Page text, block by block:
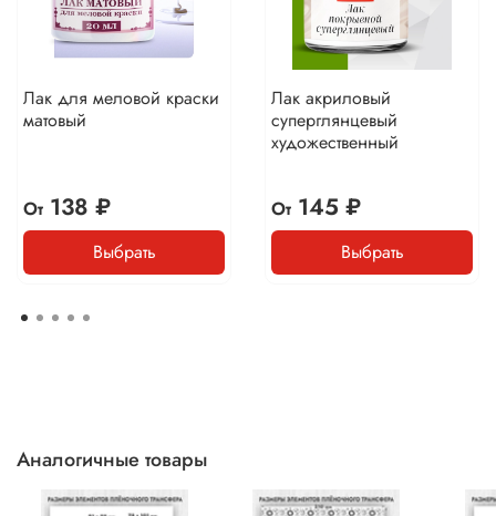
Лак для меловой краски
матовый
От138 ₽
Выбрать
Лак акриловый
суперглянцевый
художественный
От145 ₽
Выбрать
Аналогичные товары